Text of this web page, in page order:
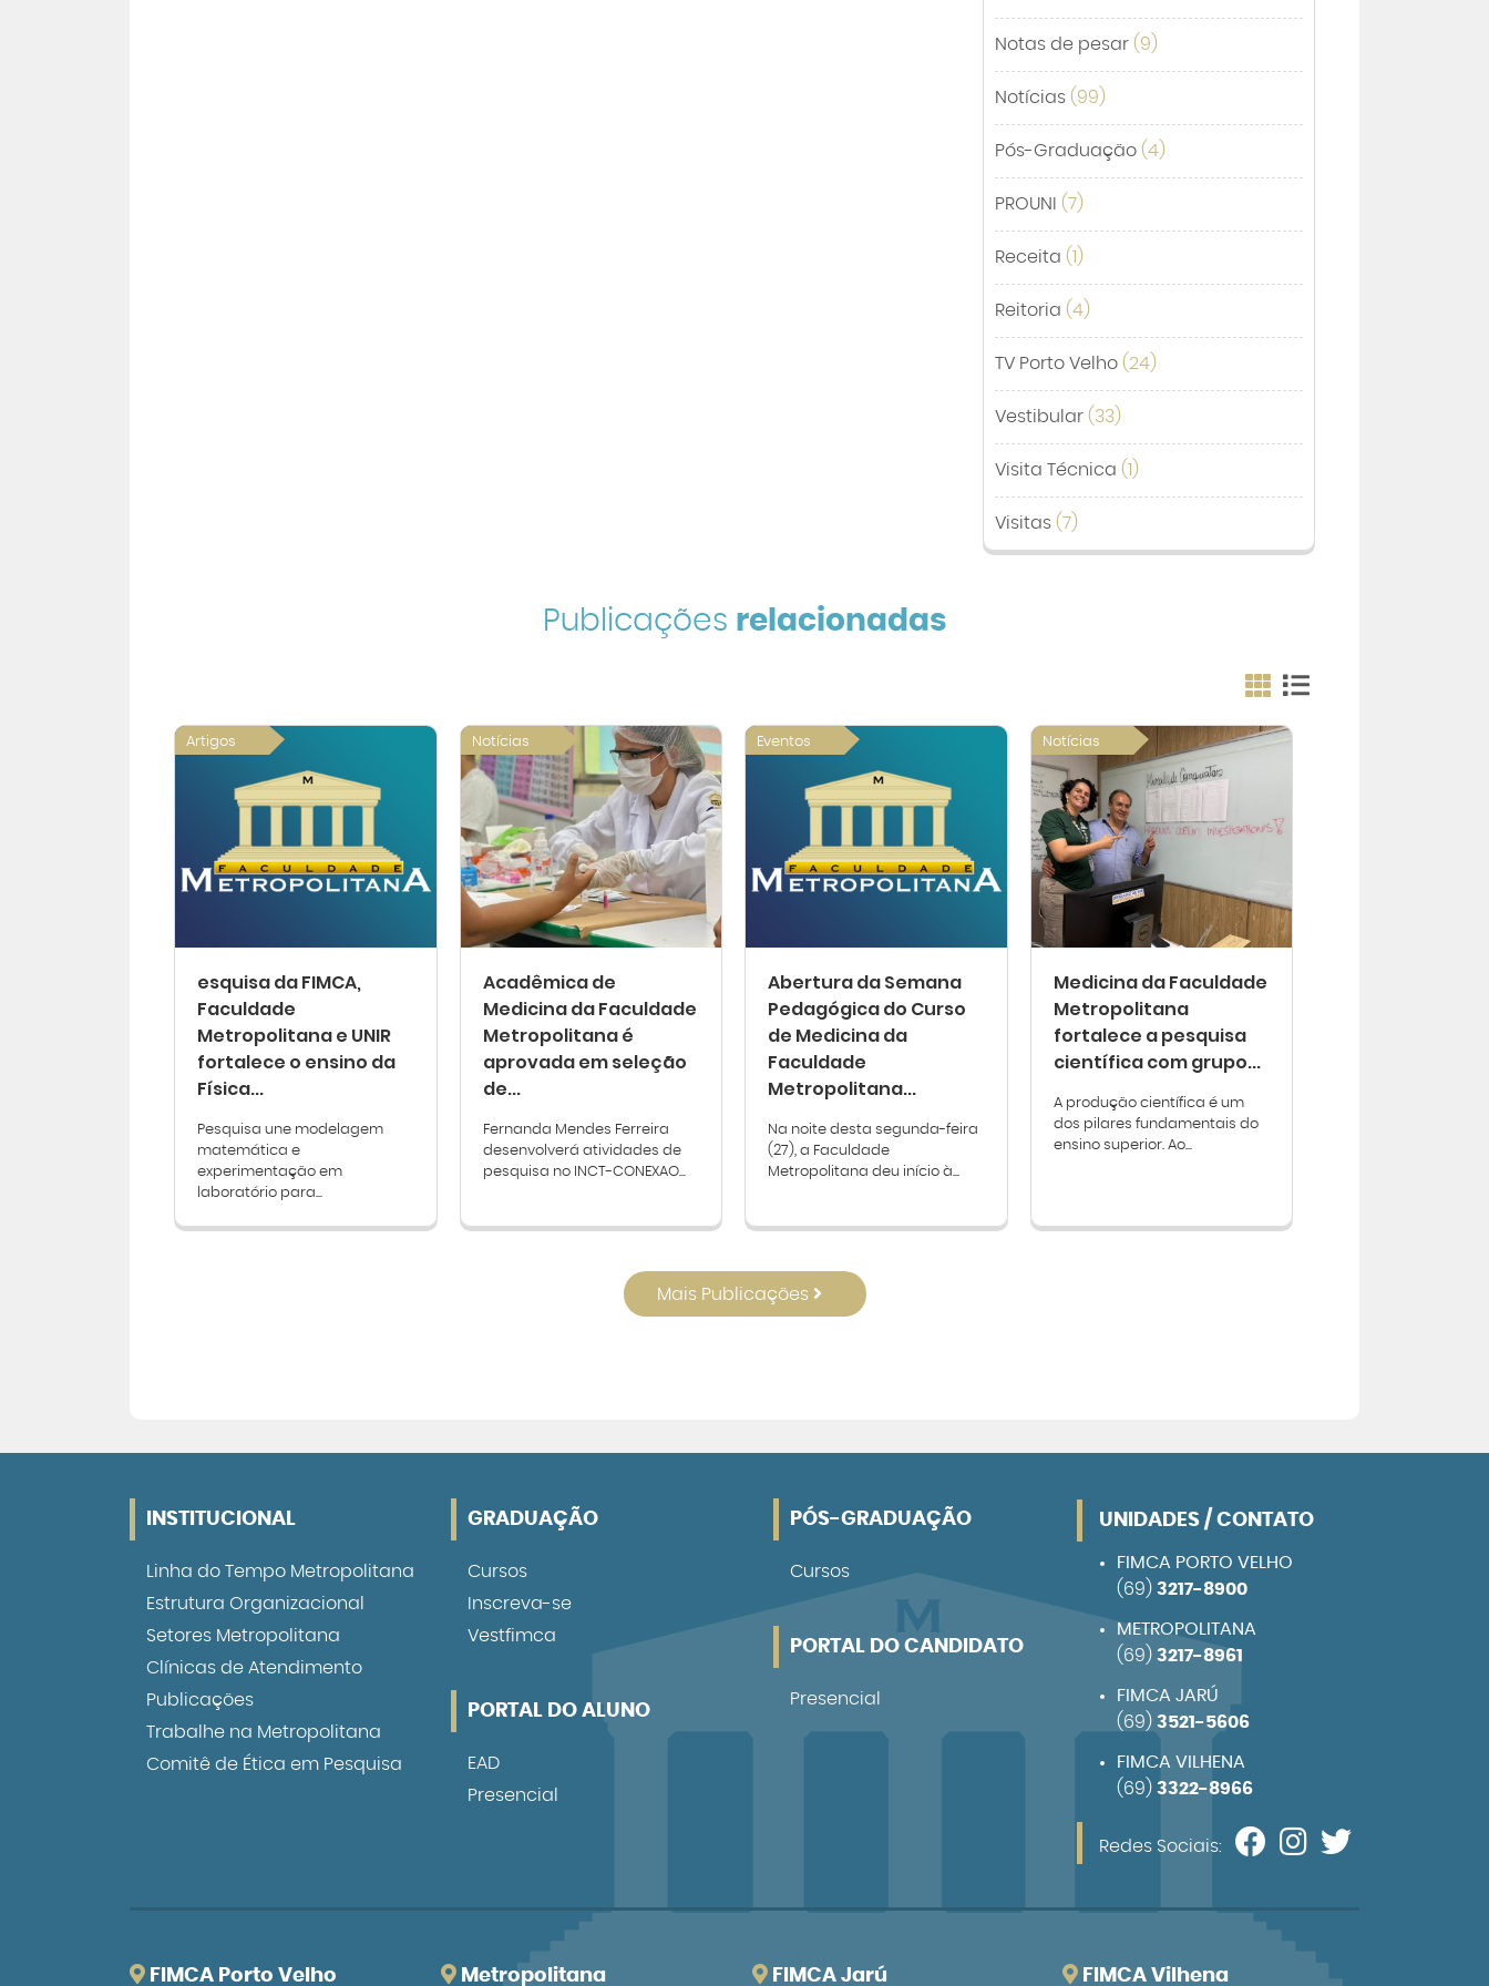
Notas de pesar (9)
Notícias (99)
Pós-Graduação (4)
PROUNI (7)
Receita (1)
Reitoria (4)
TV Porto Velho (24)
Vestibular (33)
Visita Técnica (1)
Visitas (7)
Publicações relacionadas
Artigos
esquisa da FIMCA,
Faculdade
Metropolitana e UNIR
fortalece o ensino da
Física...
Pesquisa une modelagem
matemática e
experimentação em
laboratório para...
Notícias
Acadêmica de
Medicina da Faculdade
Metropolitana é
aprovada em seleção
de...
Fernanda Mendes Ferreira
desenvolverá atividades de
pesquisa no INCT-CONEXAO...
Eventos
Abertura da Semana
Pedagógica do Curso
de Medicina da
Faculdade
Metropolitana...
Na noite desta segunda-feira
(27), a Faculdade
Metropolitana deu início à...
Notícias
Medicina da Faculdade
Metropolitana
fortalece a pesquisa
científica com grupo...
A produção científica é um
dos pilares fundamentais do
ensino superior. Ao...
Mais Publicações
INSTITUCIONAL
Linha do Tempo Metropolitana
Estrutura Organizacional
Setores Metropolitana
Clínicas de Atendimento
Publicações
Trabalhe na Metropolitana
Comitê de Ética em Pesquisa
GRADUAÇÃO
Cursos
Inscreva-se
Vestfimca
PORTAL DO ALUNO
EAD
Presencial
PÓS-GRADUAÇÃO
Cursos
PORTAL DO CANDIDATO
Presencial
UNIDADES / CONTATO
FIMCA PORTO VELHO
(69) 3217-8900
METROPOLITANA
(69) 3217-8961
FIMCA JARÚ
(69) 3521-5606
FIMCA VILHENA
(69) 3322-8966
Redes Sociais:
FIMCA Porto Velho Metropolitana FIMCA Jarú FIMCA Vilhena